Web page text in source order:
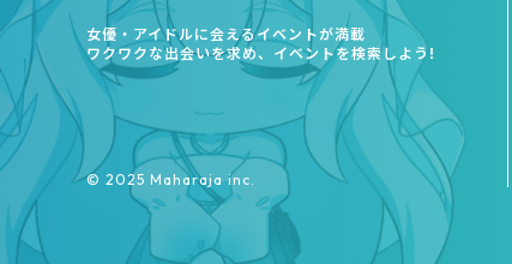
女優・アイドルに会えるイベントが満載
ワクワクな出会いを求め、イベントを検索しよう!
©︎ 2025 Maharaja inc.